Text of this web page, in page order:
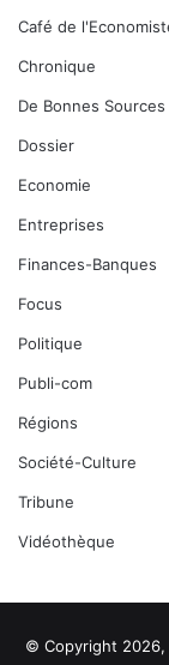
Café de
Chronique
De Bonnes Sources
Dossier
Economie
Entreprises
Finances-Banques
Focus
Politique
Publi-com
Régions
Société-Culture
Tribune
Vidéothèque
© Copyright